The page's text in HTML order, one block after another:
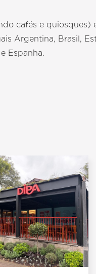
cafés e quiosques)
Argentina, Brasil,
Espanha.